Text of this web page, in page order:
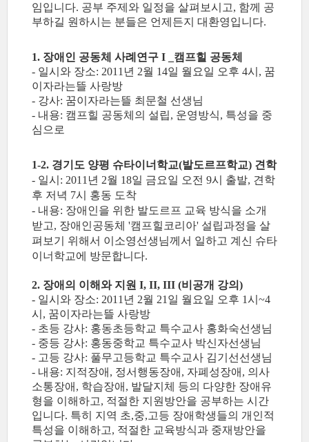
임입니다. 공부 주제와 일정을 살펴보시고, 함께 공
부하길 원하시는 분들은 언제든지 대환영입니다.
1. 장애인 공동체 사례연구 I _캠프힐 공동체
- 일시와 장소: 2011년 2월 14일 월요일 오후 4시, 꿈
이자라는뜰 사랑방
- 강사: 꿈이자라는뜰 최문철 선생님
- 내용: 캠프힐 공동체의 설립, 운영방식, 특성을 중
심으로
1-2. 경기도 양평 슈타이너학교(발도르프학교) 견학
- 일시: 2011년 2월 18일 금요일 오전 9시 출발, 견학
후 저녁 7시 홍동 도착
- 내용: 장애인을 위한 발도르프 교육 방식을 소개
받고, 장애인공동체 '캠프힐코리아' 설립과정을 살
펴보기 위해서 이소영선생님께서 일하고 계신 슈타
이너학교에 방문합니다.
2. 장애의 이해와 지원 I, II, III (비공개 강의)
- 일시와 장소: 2011년 2월 21일 월요일 오후 1시~4
시, 꿈이자라는뜰 사랑방
- 초등 강사: 홍동초등학교 특수교사 홍화숙선생님
- 중등 강사: 홍동중학교 특수교사 박신자선생님
- 고등 강사: 풀무고등학교 특수교사 김기선선생님
- 내용: 지적장애, 정서행동장애, 자폐성장애, 의사
소통장애, 학습장애, 발달지체 등의 다양한 장애유
형을 이해하고, 적절한 지원방안을 공부하는 시간
입니다. 특히 지역 초,중,고등 장애학생들의 개인적
특성을 이해하고, 적절한 교육방식과 중재방안을